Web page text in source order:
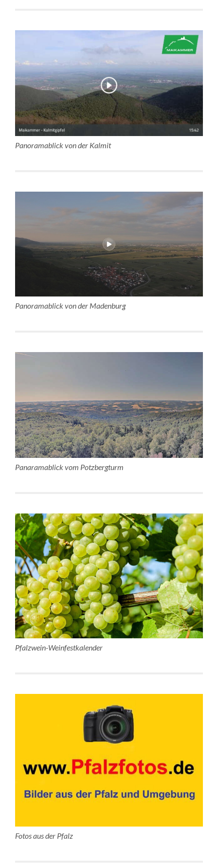
Panoramablick von der Kalmit
Panoramablick von der Madenburg
Panaramablick vom Potzbergturm
Pfalzwein-Weinfestkalender
Fotos aus der Pfalz